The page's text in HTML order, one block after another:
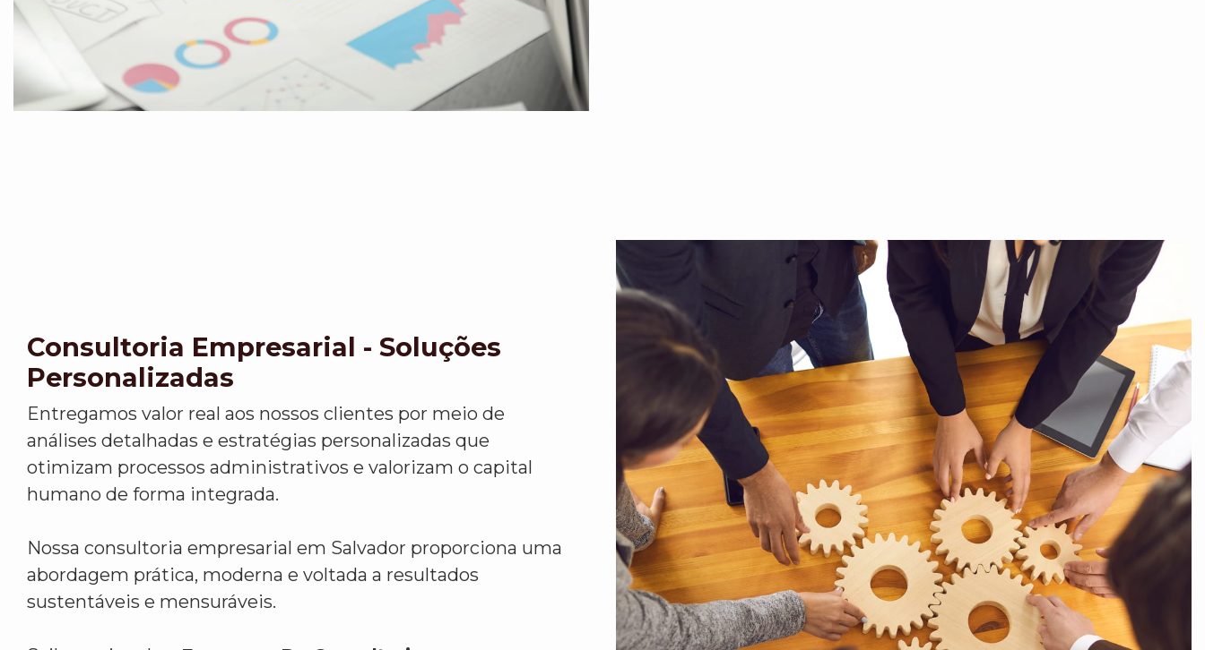
Consultoria Empresarial - Soluções
Personalizadas
Entregamos valor real aos nossos clientes por meio de
análises detalhadas e estratégias personalizadas que
otimizam processos administrativos e valorizam o capital
humano de forma integrada.
Nossa consultoria empresarial em Salvador proporciona uma
abordagem prática, moderna e voltada a resultados
sustentáveis e mensuráveis.